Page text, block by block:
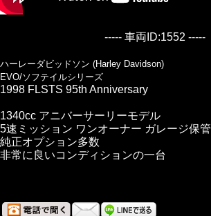
----- 車両ID:1552 -----
ハーレーダビッドソン (Harley Davidson)
EVO/ソフテイルシリーズ
1998 FLSTS 95th Anniversary
1340cc アニバーサーリーモデル
5速ミッション ワンオーナー ガレージ保管
純正オプション多数
非常に良いコンディションの一台